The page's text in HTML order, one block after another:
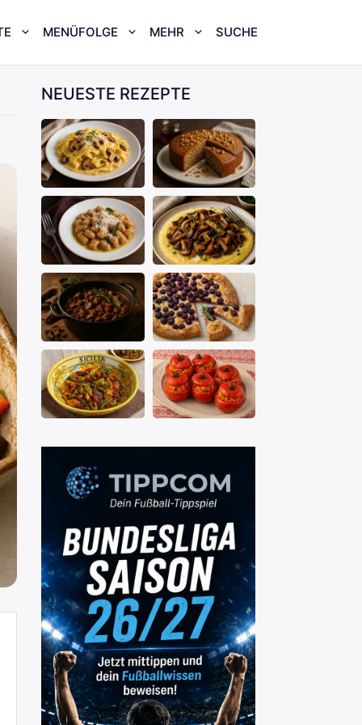
MENÜFOLGE MEHR SUCHE
NEUESTE REZEPTE